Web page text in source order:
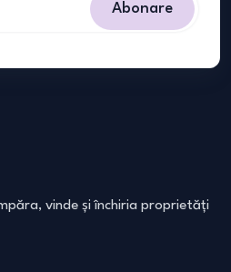
Abonare
vinde și închiria proprietăți